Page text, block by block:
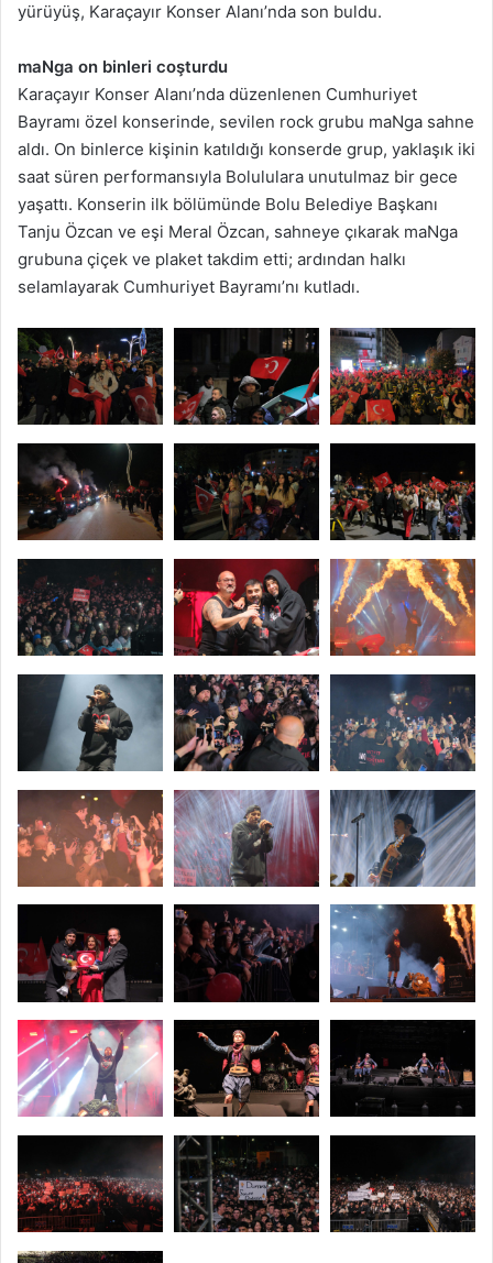
yürüyüş, Karaçayır Konser Alanı’nda son buldu.
maNga on binleri coşturdu
Karaçayır Konser Alanı’nda düzenlenen Cumhuriyet
Bayramı özel konserinde, sevilen rock grubu maNga sahne
aldı. On binlerce kişinin katıldığı konserde grup, yaklaşık iki
saat süren performansıyla Bolululara unutulmaz bir gece
yaşattı. Konserin ilk bölümünde Bolu Belediye Başkanı
Tanju Özcan ve eşi Meral Özcan, sahneye çıkarak maNga
grubuna çiçek ve plaket takdim etti; ardından halkı
selamlayarak Cumhuriyet Bayramı’nı kutladı.